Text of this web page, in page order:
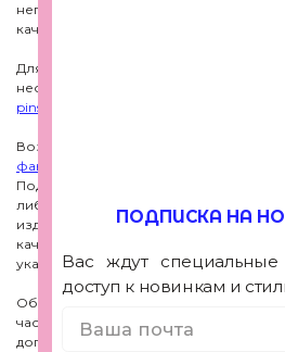
неповрежденной упаковки и
качества.
Для оформления возврата товара
необходимо заполнить онлайн
pinsandjuls@gmail.com
Возврат товара ненадлежащего
факторов
перечисленных в разделе
Под браком понимается
либо элементах или в самом изделии,
изделие. Для оформления возврата
качества свяжитесь с нами любым
указанных на сайте.
Обмен товаров в нашем магазине
часть изделий производится под
дополнительной кастомизацией.